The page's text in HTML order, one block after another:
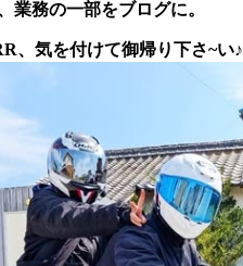
業務の一部をブログに。
、気を付けて御帰り下さ~い♪